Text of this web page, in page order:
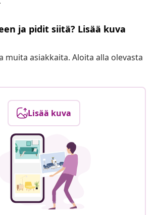
ja pidit siitä? Lisää kuva
muita asiakkaita. Aloita alla olevasta
Lisää kuva